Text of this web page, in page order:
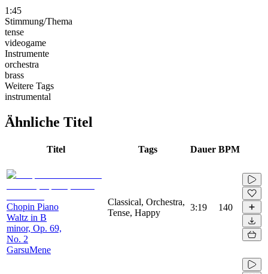
1:45
Stimmung/Thema
tense
videogame
Instrumente
orchestra
brass
Weitere Tags
instrumental
Ähnliche Titel
Titel Tags Dauer BPM
Chopin Piano
Waltz in B
minor, Op. 69,
No. 2
GarsuMene
Classical, Orchestra,
Tense, Happy
3:19 140